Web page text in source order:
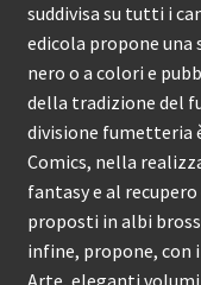
suddivisa su tutti i
edicola propone una
nero o a colori e
della tradizione del
divisione fumetteria
Comics, nella
fantasy e al
proposti in albi
infine, propone, con